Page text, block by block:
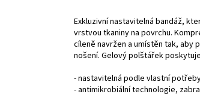
Exkluzivní nastavitelná bandáž,
vrstvou tkaniny na povrchu.
cíleně navržen a umístěn tak, aby
nošení. Gelový polštářek
- nastavitelná podle vlastní
- antimikrobiální technologie,